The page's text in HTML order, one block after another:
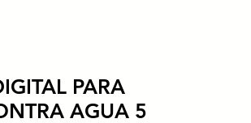
PARA
AGUA 5